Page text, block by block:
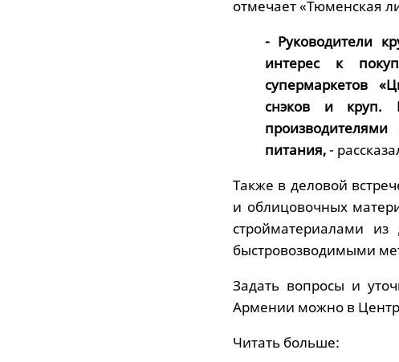
отмечает «Тюменская
- Руководители
интерес к
супермаркетов
снэков и круп.
питания,-
Также в деловой
и облицовочных
стройматериалами
быстровозводимыми
Задать вопросы и
Армении можно в
Читать больше: